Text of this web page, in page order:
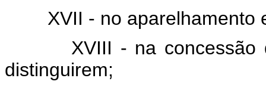
XVII - no aparelhamento
XVIII - na
distinguirem;